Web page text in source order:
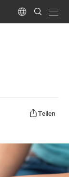
Language
Search
Submit
Teilen